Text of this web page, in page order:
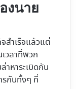
งนาย
สำเร็จแล้วแต่
วลาที่พวก
หาระเบิดกัน
กันทั้งๆ ที่